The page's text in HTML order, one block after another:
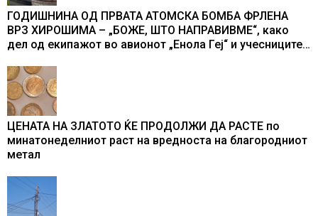
ГОДИШНИНА ОД ПРВАТА АТОМСКА БОМБА ФРЛЕНА
ВРЗ ХИРОШИМА – „БОЖЕ, ШТО НАПРАВИВМЕ“, како
дел од екипажот во авионот „Енола Геј“ и учесниците
промени текот на историјата
ЦЕНАТА НА ЗЛАТОТО ЌЕ ПРОДОЛЖИ ДА РАСТЕ по
минатонеделниот раст на вредноста на благородниот
метал